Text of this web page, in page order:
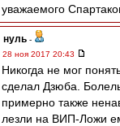
уважаемого
нуль -
28 ноя 2017 20:43
Никогда не мог
сделал Дзюба.
примерно также
лезли на ВИП-Ложи